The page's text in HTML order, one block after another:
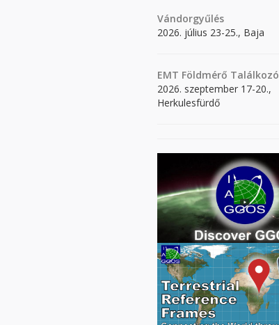
Vándorgyűlés
2026. július 23-25., Baja
EMT Földmérő Találkozó
2026. szeptember 17-20.,
Herkulesfürdő